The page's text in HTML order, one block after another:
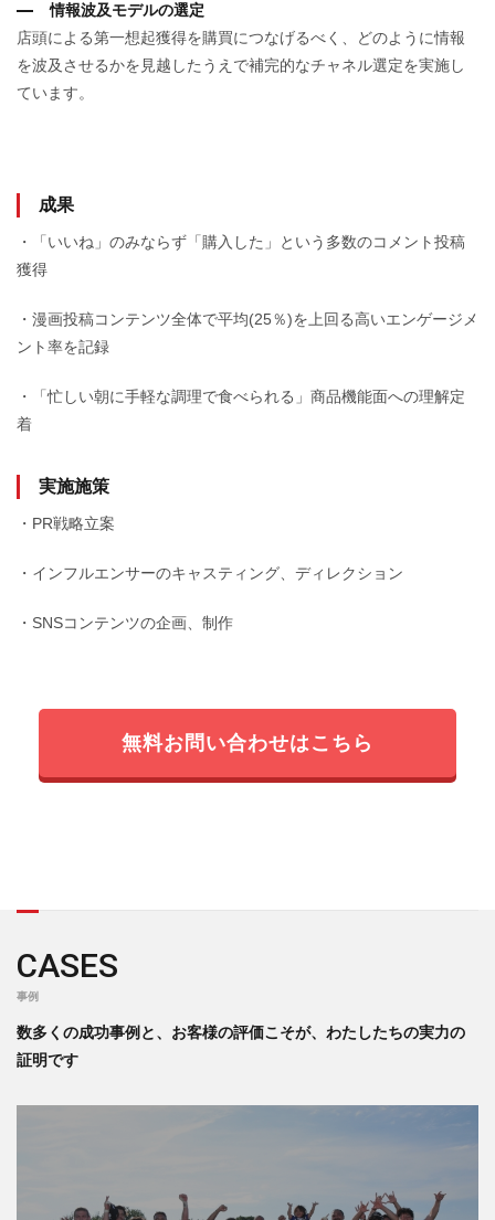
情報波及モデルの選定
店頭による第一想起獲得を購買につなげるべく、どのように情報
を波及させるかを見越したうえで補完的なチャネル選定を実施し
ています。
成果
・「いいね」のみならず「購入した」という多数のコメント投稿
獲得
・漫画投稿コンテンツ全体で平均(25％)を上回る高いエンゲージメ
ント率を記録
・「忙しい朝に手軽な調理で食べられる」商品機能面への理解定
着
実施施策
・PR戦略⽴案
・インフルエンサーのキャスティング、ディレクション
・SNSコンテンツの企画、制作
無料お問い合わせはこちら
CASES
事例
数多くの成功事例と、お客様の評価こそが、わたしたちの実力の
証明です